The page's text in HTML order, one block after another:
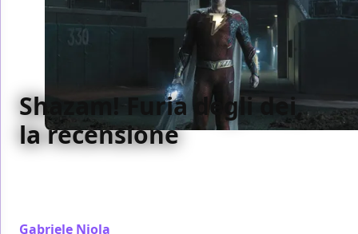
Shazam! Furia degli dei,
la recensione
Gabriele Niola